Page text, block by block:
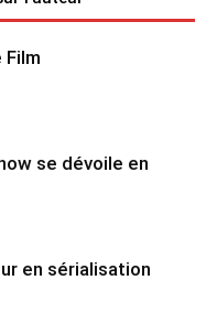
se dévoile en
en sérialisation